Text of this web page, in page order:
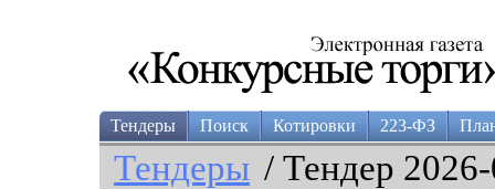
Тендеры Поиск Котировки 223-ФЗ
Тендеры / Тендер